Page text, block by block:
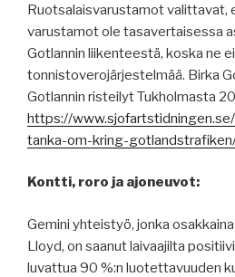
Ruotsalaisvarustamot
varustamot ole tasavertaisessa
Gotlannin liikenteestä, koska ne
tonnistoverojärjestelmää. Birka
Gotlannin risteilyt Tukholmasta
https://
tanka-om-kring-
Kontti, roro ja ajoneuvot:
Gemini yhteistyö, jonka
Lloyd, on saanut laivaajilta
luvattua 90 %:n luotettavuuden